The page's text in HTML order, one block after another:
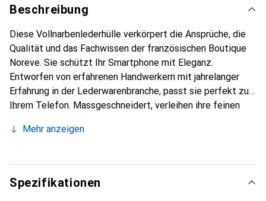
Beschreibung
Diese Vollnarbenlederhülle verkörpert die Ansprüche, die
Qualität und das Fachwissen der französischen Boutique
Noreve. Sie schützt Ihr Smartphone mit Eleganz.
Entworfen von erfahrenen Handwerkern mit jahrelanger
Erfahrung in der Lederwarenbranche, passt sie perfekt zu
Ihrem Telefon. Massgeschneidert, verleihen ihre feinen
und unverzichtbaren Accessoire für Ihr Smartphone. Die
Produkte anerkannt und eine zuverlässige Wahl für eine
anspruchsvolle Kundschaft.
Mehr anzeigen
Spezifikationen